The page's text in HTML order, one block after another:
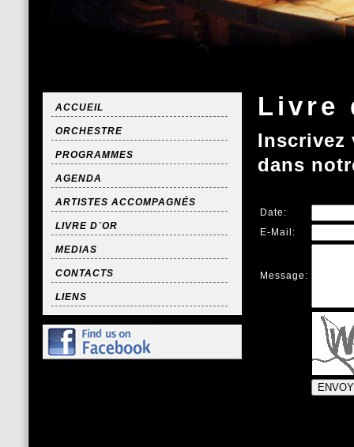
ACCUEIL
ORCHESTRE
PROGRAMMES
AGENDA
ARTISTES ACCOMPAGNÉS
LIVRE D´OR
MEDIAS
CONTACTS
LIENS
Livre
Inscrivez
dans
Date:
E-Mail:
Message: